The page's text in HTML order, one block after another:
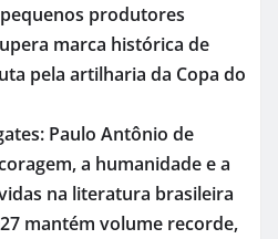
produtores
marca histórica de
pela artilharia da Copa do
Paulo Antônio de
a humanidade e a
na literatura brasileira
mantém volume recorde,